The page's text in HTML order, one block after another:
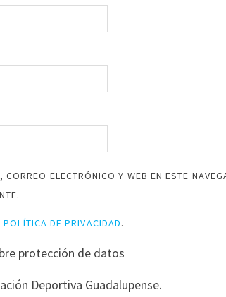
CORREO ELECTRÓNICO Y WEB EN ESTE
POLÍTICA DE PRIVACIDAD.
protección de datos
Deportiva Guadalupense.